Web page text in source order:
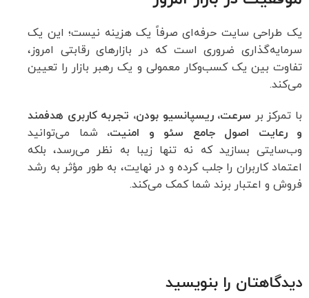
یک طراحی سایت حرفه‌ای صرفاً یک هزینه نیست؛ این یک
سرمایه‌گذاری ضروری است که در بازارهای رقابتی امروز،
تفاوت بین یک کسب‌وکار معمولی و یک رهبر بازار را تعیین
می‌کند.
با تمرکز بر سرعت، ریسپانسیو بودن، تجربه کاربری هدفمند
و رعایت اصول جامع سئو و امنیت، شما می‌توانید
وب‌سایتی بسازید که نه تنها زیبا به نظر می‌رسد، بلکه
اعتماد کاربران را جلب کرده و در نهایت، به طور مؤثر به رشد
فروش و اعتبار برند شما کمک می‌کند.
دیدگاهتان را بنویسید